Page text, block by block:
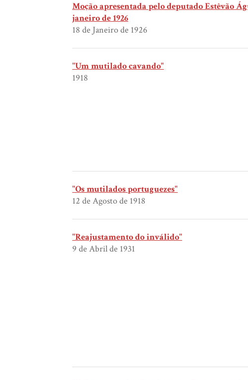
Moção apresentada pelo deputado Estêvão
janeiro de 1926
18 de Janeiro de 1926
"Um mutilado cavando"
1918
"Os mutilados portuguezes"
12 de Agosto de 1918
"Reajustamento do inválido"
9 de Abril de 1931